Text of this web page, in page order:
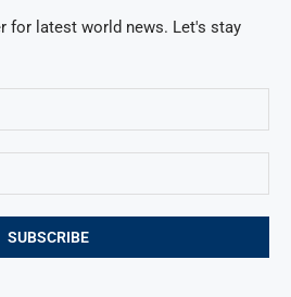
for latest world news. Let's stay